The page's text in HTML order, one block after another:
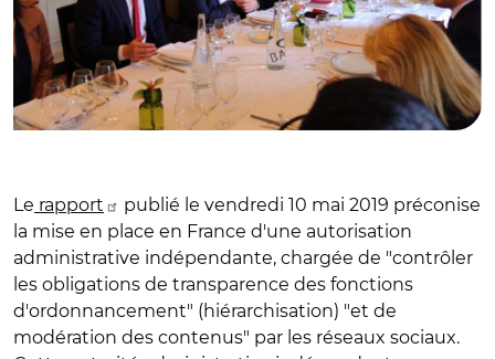
Le rapport
publié le vendredi 10 mai 2019 préconise
la mise en place en France d'une autorisation
administrative indépendante, chargée de "contrôler
les obligations de transparence des fonctions
d'ordonnancement" (hiérarchisation) "et de
modération des contenus" par les réseaux sociaux.